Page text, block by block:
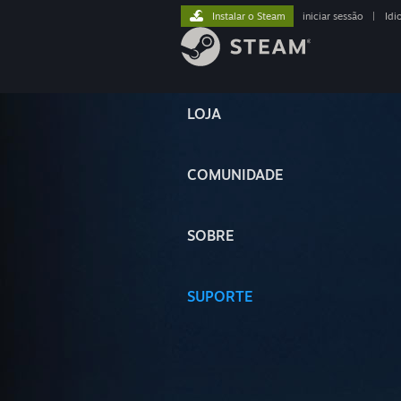
LOJA
COMUNIDADE
SOBRE
SUPORTE
Instalar o Steam iniciar sessão